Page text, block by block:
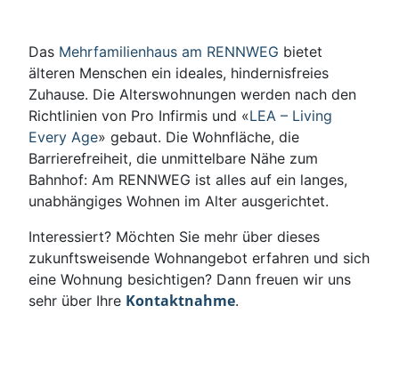
Das Mehrfamilienhaus am RENNWEG bietet
älteren Menschen ein ideales, hindernisfreies
Zuhause. Die Alterswohnungen werden nach den
Richtlinien von Pro Infirmis und «LEA – Living
Every Age» gebaut. Die Wohnfläche, die
Barrierefreiheit, die unmittelbare Nähe zum
Bahnhof: Am RENNWEG ist alles auf ein langes,
unabhängiges Wohnen im Alter ausgerichtet.
Interessiert? Möchten Sie mehr über dieses
zukunftsweisende Wohnangebot erfahren und sich
eine Wohnung besichtigen? Dann freuen wir uns
sehr über Ihre Kontaktnahme.